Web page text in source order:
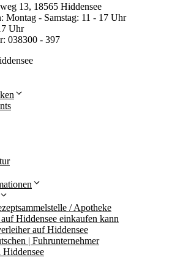
13, 18565 Hiddensee
Montag - Samstag: 11 - 17 Uhr
Uhr
038300 - 397
/ Apotheke
Hiddensee einkaufen kann
auf Hiddensee
| Fuhrunternehmer
Hiddensee